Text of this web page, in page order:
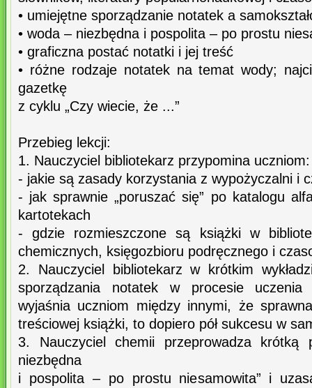
• umiejętne sporządzanie notatek a
• woda – niezbędna i pospolita – po prostu
• graficzna postać notatki i jej treść
• różne rodzaje notatek na temat wody;
gazetkę
z cyklu „Czy wiecie, że ...”
Przebieg lekcji:
1. Nauczyciel bibliotekarz przypomina uczniom:
- jakie są zasady korzystania z wypożyczalni i
- jak sprawnie „poruszać się” po katalogu
kartotekach
- gdzie rozmieszczone są książki w
chemicznych, księgozbioru podręcznego i
2. Nauczyciel bibliotekarz w krótkim
sporządzania notatek w procesie uczenia
wyjaśnia uczniom między innymi, że
treściowej książki, to dopiero pół sukcesu w
3. Nauczyciel chemii przeprowadza krótką
niezbędna
i pospolita – po prostu niesamowita” i